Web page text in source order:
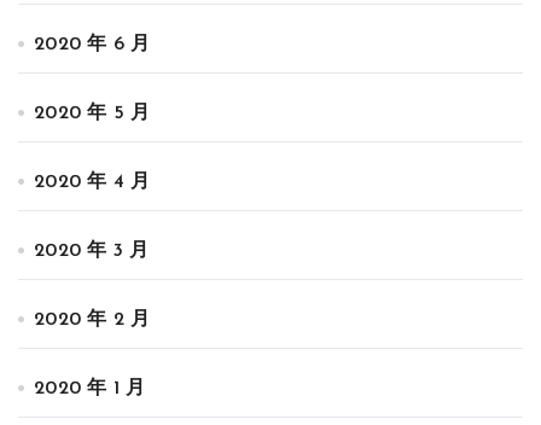
2020 年 6 月
2020 年 5 月
2020 年 4 月
2020 年 3 月
2020 年 2 月
2020 年 1 月